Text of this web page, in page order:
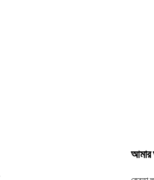
আমার